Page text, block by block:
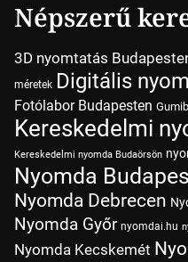
Népszerű
3D nyomtatás
méretek Digitális
Fotólabor Budapesten
Kereskedelmi
Kereskedelmi nyomda Budaörsön
Nyomda
Nyomda Debrecen
Nyomda Győr nyomdai.hu
Nyomda Kecskemét